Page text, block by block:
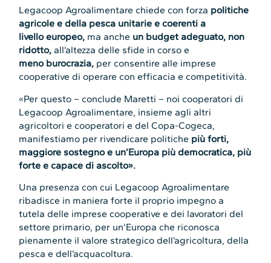
Legacoop Agroalimentare chiede con forza politiche
agricole e della pesca unitarie e coerenti a
livello europeo, ma anche un budget adeguato, non
ridotto, all’altezza delle sfide in corso e
meno burocrazia, per consentire alle imprese
cooperative di operare con efficacia e competitività.
«Per questo – conclude Maretti – noi cooperatori di
Legacoop Agroalimentare, insieme agli altri
agricoltori e cooperatori e del Copa-Cogeca,
manifestiamo per rivendicare politiche più forti,
maggiore sostegno e un’Europa più democratica, più
forte e capace di ascolto».
Una presenza con cui Legacoop Agroalimentare
ribadisce in maniera forte il proprio impegno a
tutela delle imprese cooperative e dei lavoratori del
settore primario, per un’Europa che riconosca
pienamente il valore strategico dell’agricoltura, della
pesca e dell’acquacoltura.